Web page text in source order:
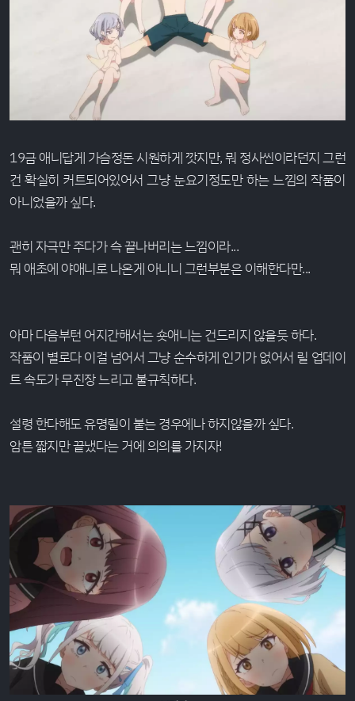
19금 애니답게 가슴정돈 시원하게 깟지만, 뭐 정사씬이라던지 그런
건 확실히 커트되어있어서 그냥 눈요기정도만 하는 느낌의 작품이
아니었을까 싶다.
괜히 자극만 주다가 슥 끝나버리는 느낌이라...
뭐 애초에 야애니로 나온게 아니니 그런부분은 이해한다만...
아마 다음부턴 어지간해서는 숏애니는 건드리지 않을듯 하다.
작품이 별로다 이걸 넘어서 그냥 순수하게 인기가 없어서 릴 업데이
트 속도가 무진장 느리고 불규칙하다.
설령 한다해도 유명릴이 붙는 경우에나 하지않을까 싶다.
암튼 짧지만 끝냈다는 거에 의의를 가지자!